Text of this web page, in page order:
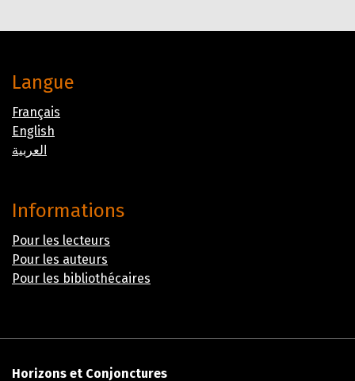
Langue
Français
English
العربية
Informations
Pour les lecteurs
Pour les auteurs
Pour les bibliothécaires
Horizons et Conjonctures